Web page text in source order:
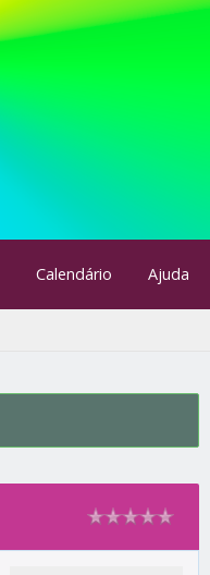
Calendário Ajuda